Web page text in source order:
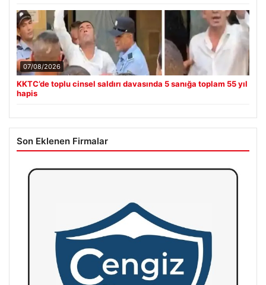
07/08/2026
KKTC’de toplu cinsel saldırı davasında 5 sanığa toplam 55 yıl
hapis
Son Eklenen Firmalar